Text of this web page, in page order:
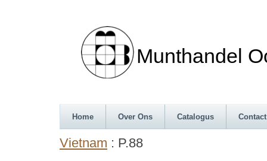
Munthandel
Home Over Ons Catalogus Contact
Vietnam : P.88